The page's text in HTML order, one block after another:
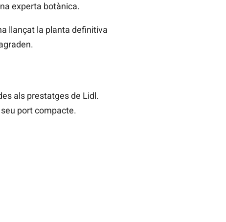
experta botànica.
llançat la planta definitiva
als prestatges de Lidl.
port compacte.